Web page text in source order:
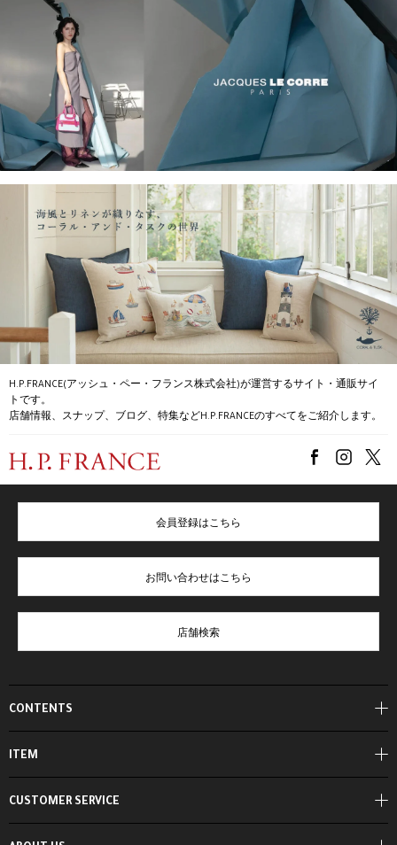
H.P.FRANCE(アッシュ・ペー・フランス株式会社)が運営するサイト・通販サイ
トです。
店舗情報、スナップ、ブログ、特集などH.P.FRANCEのすべてをご紹介します。
CONTENTS
ITEM
会員登録はこちら
お問い合わせはこちら
店舗検索
CUSTOMER SERVICE